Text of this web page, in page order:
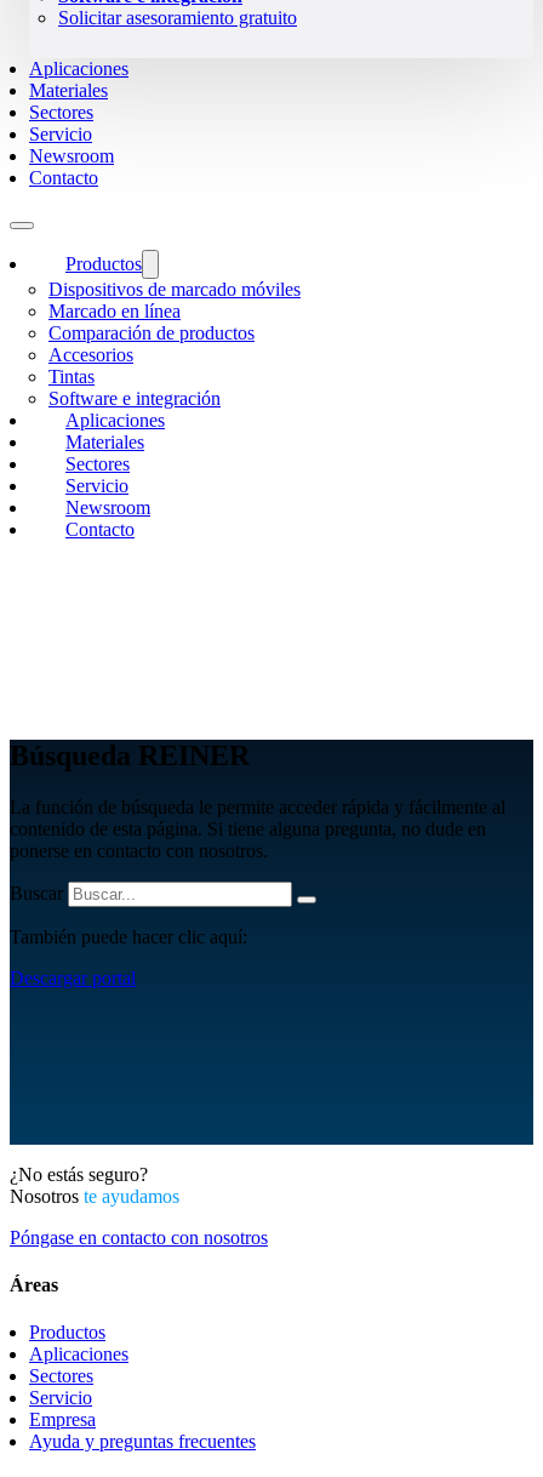
Solicitar asesoramiento gratuito
Aplicaciones
Materiales
Sectores
Servicio
Newsroom
Contacto
Productos
Dispositivos de marcado móviles
Marcado en línea
Comparación de productos
Accesorios
Tintas
Software e integración
Aplicaciones
Materiales
Sectores
Servicio
Newsroom
Contacto
Búsqueda REINER
La función de búsqueda le permite acceder rápida y fácilmente al
contenido de esta página. Si tiene alguna pregunta, no dude en
ponerse en contacto con nosotros.
Buscar
También puede hacer clic aquí:
Descargar portal
¿No estás seguro?
Nosotros te ayudamos
Póngase en contacto con nosotros
Áreas
Productos
Aplicaciones
Sectores
Servicio
Empresa
Ayuda y preguntas frecuentes